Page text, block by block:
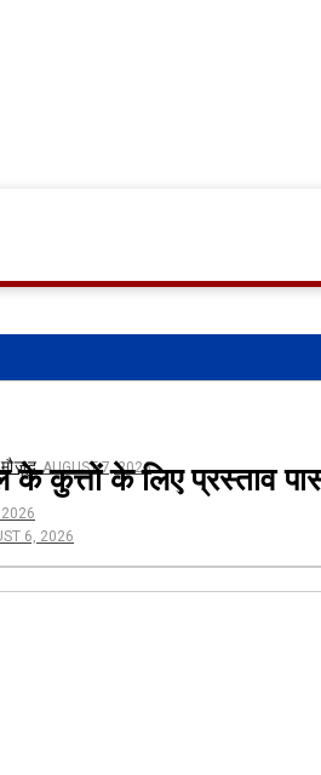
मौजूदAUGUST 7, 2026
2026
6, 2026
कुत्तों के लिए प्रस्ताव